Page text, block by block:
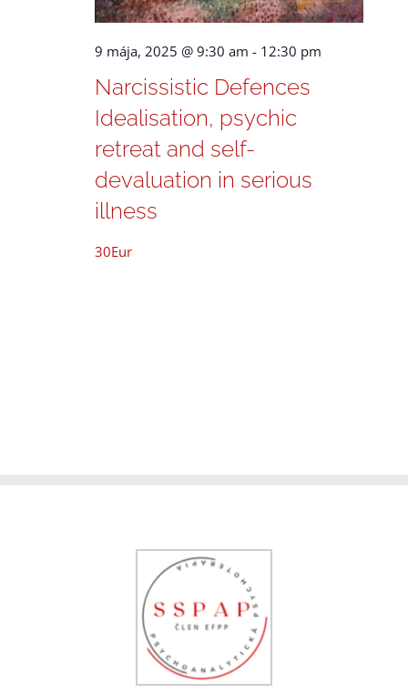
9 mája, 2025 @ 9:30 am - 12:30 pm
Narcissistic Defences
Idealisation, psychic
retreat and self-
devaluation in serious
illness
30Eur